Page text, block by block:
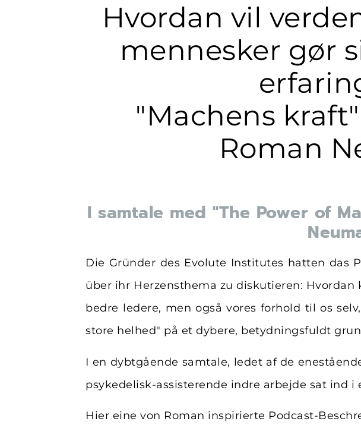
Hvordan vil
mennesker gør
"Machens
Roman
I samtale med "The Power of
Die Gründer des Evolute Institutes hatten das
über ihr Herzensthema zu diskutieren:
bedre ledere, men også vores forhold til os
store helhed" på et dybere, betydningsfuldt
I en dybtgående samtale, ledet af de
psykedelisk-assisterende indre arbejde sat ind i
Hier eine von Roman inspirierte Podcast-